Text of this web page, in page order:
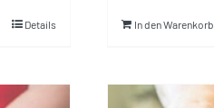
Details In den Warenkorb